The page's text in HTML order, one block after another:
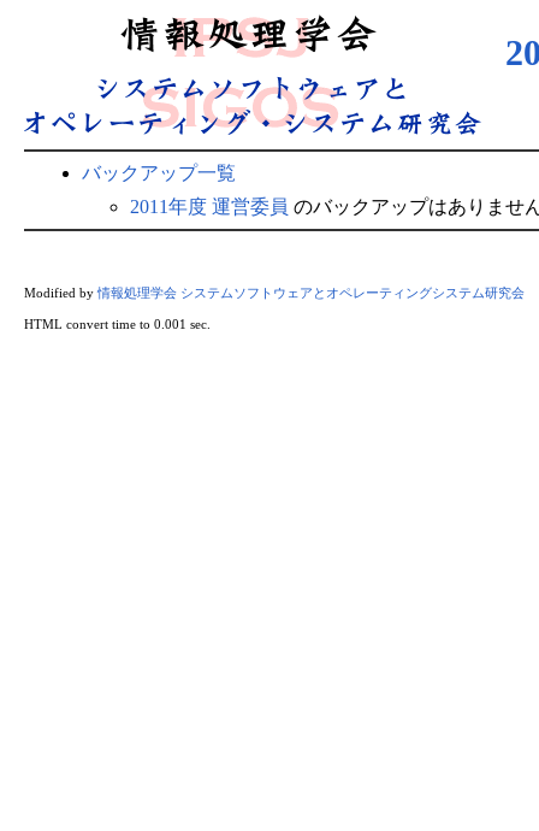
バックアップ一覧
2011年度 運営委員 のバックアップはありませ
Modified by情報処理学会 システムソフトウェアとオペレーティングシステム研究会
HTML convert time to 0.001 sec.